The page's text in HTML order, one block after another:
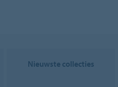
Nieuwste collecties